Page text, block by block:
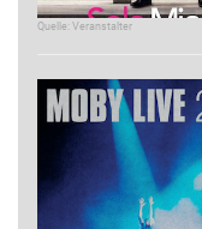
Quelle: Veranstalter